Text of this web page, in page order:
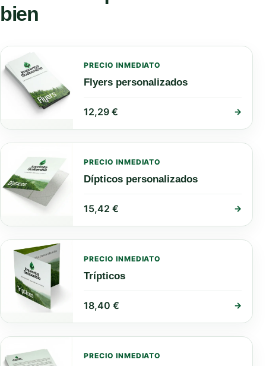
bien
PRECIO INMEDIATO
Flyers personalizados
12,29 € →
PRECIO INMEDIATO
Dípticos personalizados
15,42 € →
PRECIO INMEDIATO
Trípticos
18,40 € →
PRECIO INMEDIATO